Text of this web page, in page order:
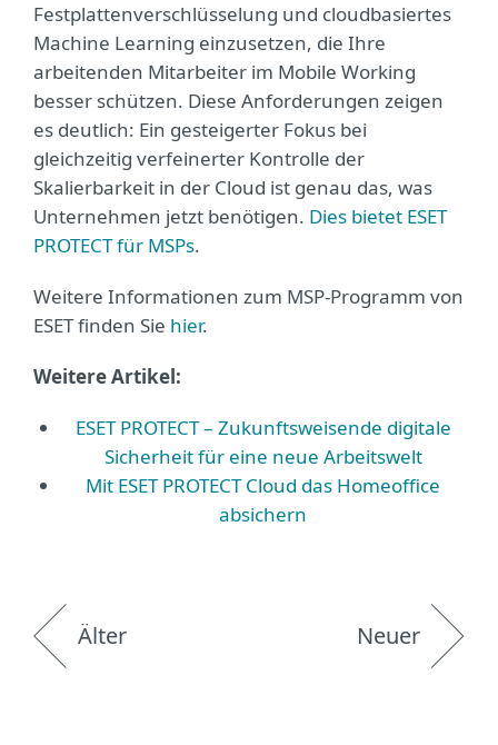
Festplattenverschlüsselung und cloudbasiertes
Machine Learning einzusetzen, die Ihre
arbeitenden Mitarbeiter im Mobile Working
besser schützen. Diese Anforderungen zeigen
es deutlich: Ein gesteigerter Fokus bei
gleichzeitig verfeinerter Kontrolle der
Skalierbarkeit in der Cloud ist genau das, was
Unternehmen jetzt benötigen. Dies bietet ESET
PROTECT für MSPs.
Weitere Informationen zum MSP-Programm von
ESET finden Sie hier.
Weitere Artikel:
ESET PROTECT – Zukunftsweisende digitale
Sicherheit für eine neue Arbeitswelt
Mit ESET PROTECT Cloud das Homeoffice
absichern
Älter Neuer